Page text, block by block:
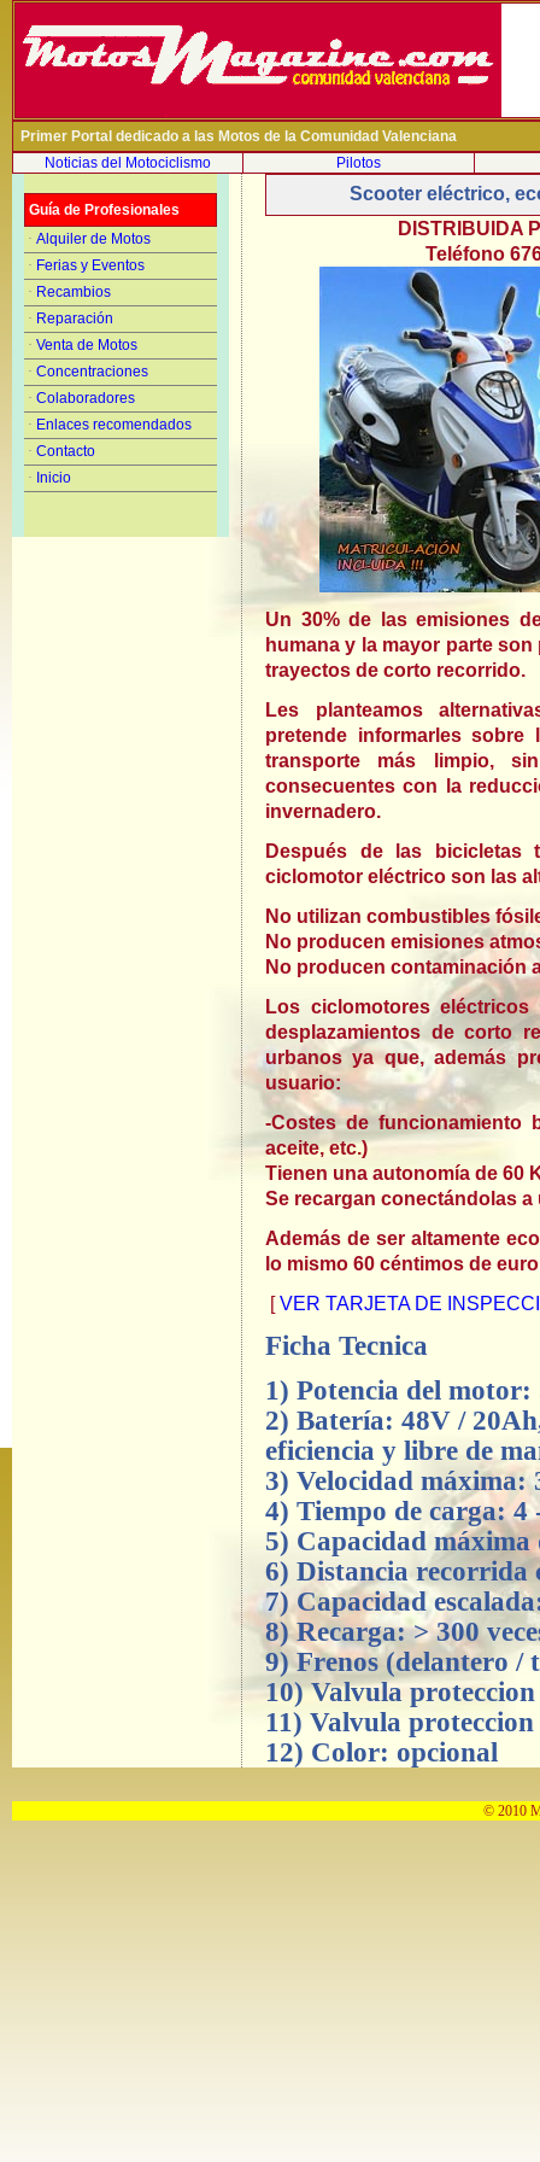
Primer Portal dedicado a las Motos de la Comunidad Valenciana
Noticias del Motociclismo
Pilotos
Guía de Profesionales
· Alquiler de Motos
· Ferias y Eventos
· Recambios
· Reparación
· Venta de Motos
· Concentraciones
· Colaboradores
· Enlaces recomendados
· Contacto
· Inicio
Scooter eléctrico,
DISTRIBUIDA
Teléfono
Un 30% de las emisiones
humana y la mayor parte
trayectos de corto recorrido.
Les planteamos
pretende informarles
transporte más limpio,
consecuentes con la
invernadero.
Después de las bicicletas
ciclomotor eléctrico son las
No utilizan combustibles
No producen emisiones
No producen contaminación
Los ciclomotores
desplazamientos de corto
urbanos ya que, además
usuario:
-Costes de funcionamiento
aceite, etc.)
Tienen una autonomía de 60
Se recargan conectándolas
Además de ser altamente
lo mismo 60 céntimos de
[VER TARJETA DE
Ficha Tecnica
1) Potencia del motor:
2) Batería: 48V /
eficiencia y libre de
3) Velocidad máxima:
4) Tiempo de carga: 4
5) Capacidad máxima
6) Distancia recorrida
7) Capacidad
8) Recarga: > 300
9) Frenos (delantero /
10) Valvula
11) Valvula
12) Color: opcional
© 2010